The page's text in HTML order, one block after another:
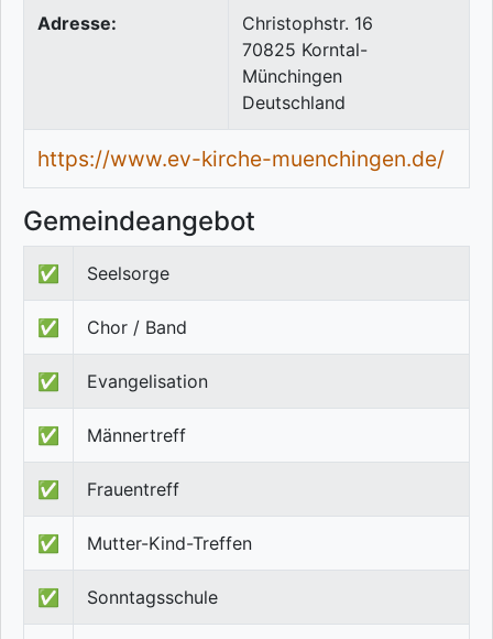
Adresse:
Christophstr. 16
70825 Korntal-
Münchingen
Deutschland
https://www.ev-kirche-muenchingen.de/
Gemeindeangebot
✅ Seelsorge
✅ Chor / Band
✅ Evangelisation
✅ Männertreff
✅ Frauentreff
✅ Mutter-Kind-Treffen
✅ Sonntagsschule